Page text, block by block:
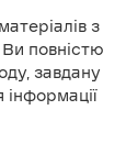
з
повністю
завдану